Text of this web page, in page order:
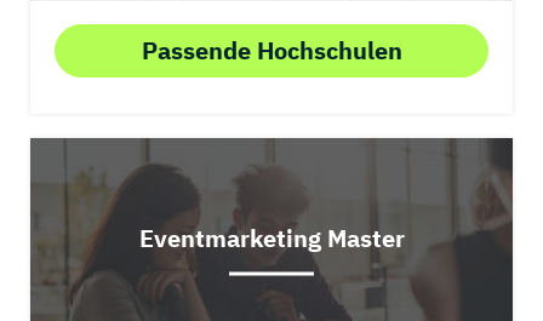
Passende Hochschulen
Eventmarketing Master